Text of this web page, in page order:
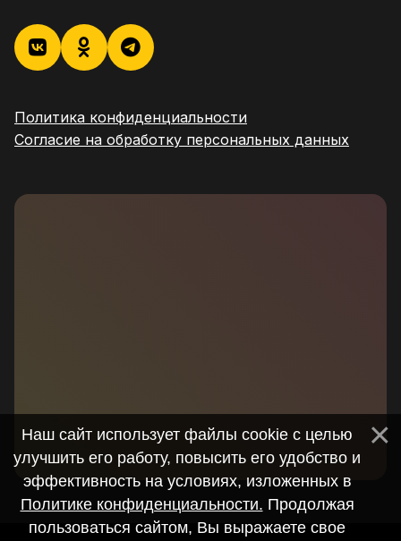
Политика конфиденциальности
Согласие на обработку персональных данных
Наш сайт использует файлы cookie с целью
улучшить его работу, повысить его удобство и
эффективность на условиях, изложенных в
Политике конфиденциальности. Продолжая
пользоваться сайтом, Вы выражаете свое